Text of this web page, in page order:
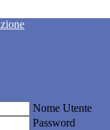
Nome Utente
Password